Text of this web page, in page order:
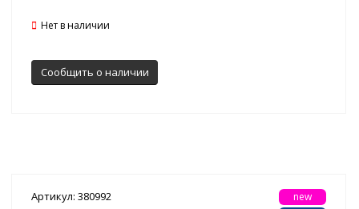
Нет в наличии
Сообщить о наличии
Артикул: 380992 new